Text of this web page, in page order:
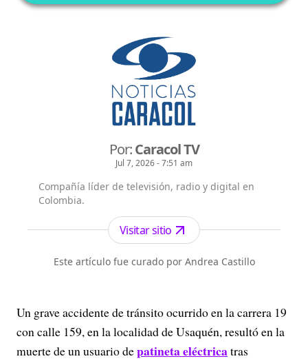
Por:Caracol TV
Jul 7, 2026 - 7:51 am
Compañía líder de televisión, radio y digital en
Colombia.
Visitar sitio
Este artículo fue curado por Andrea Castillo
Un grave accidente de tránsito ocurrido en la carrera 19
con calle 159, en la localidad de Usaquén, resultó en la
muerte de un usuario depatineta eléctricatras